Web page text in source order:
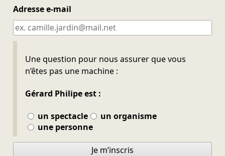
Adresse e-mail
Une question pour nous assurer que vous
n’êtes pas une machine :
Gérard Philipe est :
un spectacle
un organisme
une personne
Ne pas remplir
Je m’inscris